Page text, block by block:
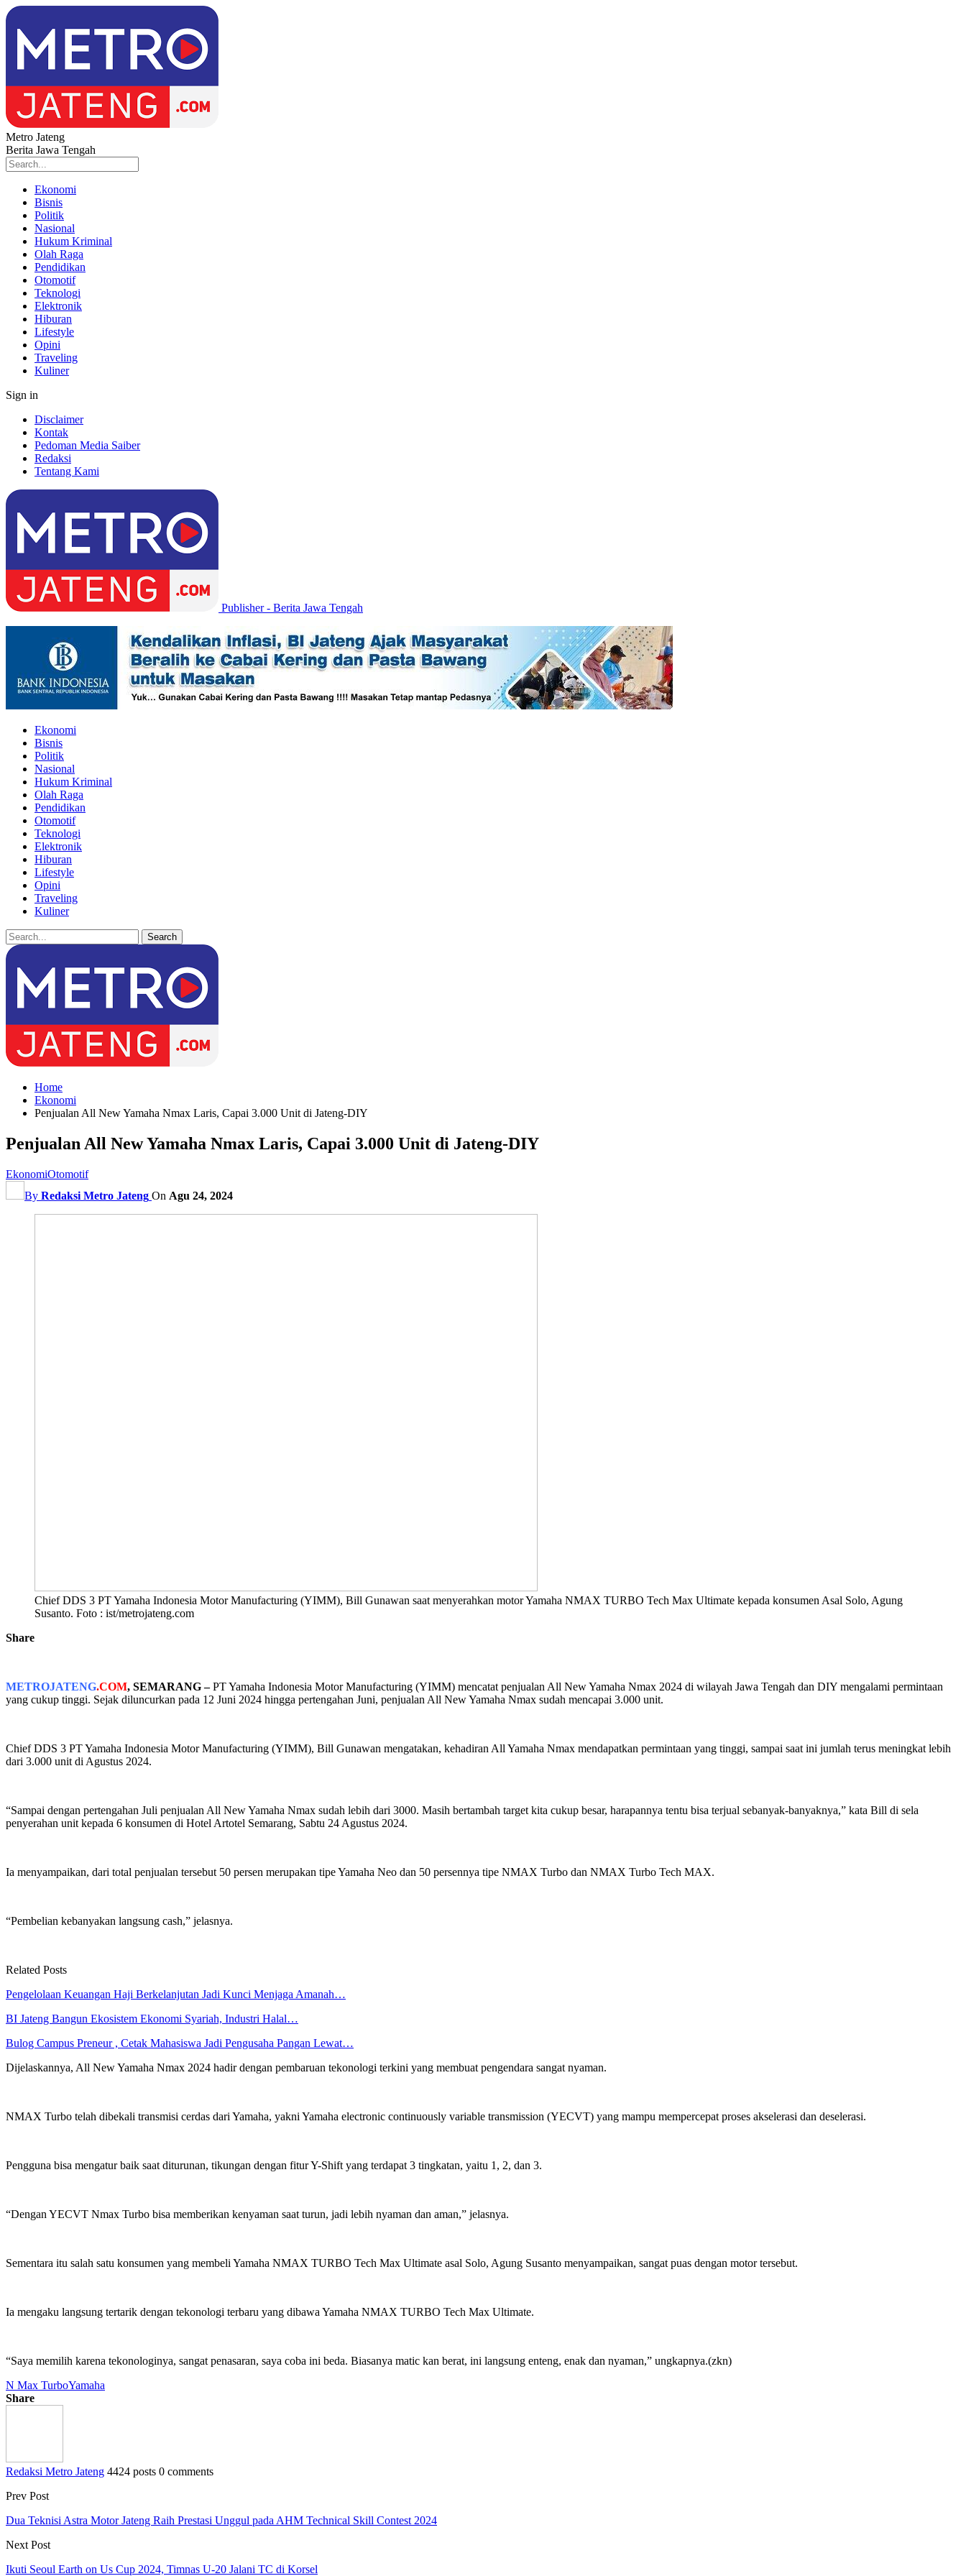
Metro Jateng
Berita Jawa Tengah
Ekonomi
Bisnis
Politik
Nasional
Hukum Kriminal
Olah Raga
Pendidikan
Otomotif
Teknologi
Elektronik
Hiburan
Lifestyle
Opini
Traveling
Kuliner
Sign in
Disclaimer
Kontak
Pedoman Media Saiber
Redaksi
Tentang Kami
Publisher - Berita Jawa Tengah
Ekonomi
Bisnis
Politik
Nasional
Hukum Kriminal
Olah Raga
Pendidikan
Otomotif
Teknologi
Elektronik
Hiburan
Lifestyle
Opini
Traveling
Kuliner
Home
Ekonomi
Penjualan All New Yamaha Nmax Laris, Capai 3.000 Unit di Jateng-DIY
Penjualan All New Yamaha Nmax Laris, Capai 3.000 Unit di Jateng-DIY
EkonomiOtomotif
By Redaksi Metro Jateng On Agu 24, 2024
Chief DDS 3 PT Yamaha Indonesia Motor Manufacturing (YIMM), Bill Gunawan saat menyerahkan motor Yamaha NMAX TURBO Tech Max Ultimate kepada konsumen Asal Solo, Agung
Susanto. Foto : ist/metrojateng.com
Share
METROJATENG.COM, SEMARANG –PT Yamaha Indonesia Motor Manufacturing (YIMM) mencatat penjualan All New Yamaha Nmax 2024 di wilayah Jawa Tengah dan DIY mengalami permintaan
yang cukup tinggi. Sejak diluncurkan pada 12 Juni 2024 hingga pertengahan Juni, penjualan All New Yamaha Nmax sudah mencapai 3.000 unit.
Chief DDS 3 PT Yamaha Indonesia Motor Manufacturing (YIMM), Bill Gunawan mengatakan, kehadiran All Yamaha Nmax mendapatkan permintaan yang tinggi, sampai saat ini jumlah terus meningkat lebih
dari 3.000 unit di Agustus 2024.
“Sampai dengan pertengahan Juli penjualan All New Yamaha Nmax sudah lebih dari 3000. Masih bertambah target kita cukup besar, harapannya tentu bisa terjual sebanyak-banyaknya,” kata Bill di sela
penyerahan unit kepada 6 konsumen di Hotel Artotel Semarang, Sabtu 24 Agustus 2024.
Ia menyampaikan, dari total penjualan tersebut 50 persen merupakan tipe Yamaha Neo dan 50 persennya tipe NMAX Turbo dan NMAX Turbo Tech MAX.
“Pembelian kebanyakan langsung cash,” jelasnya.
Related Posts
Pengelolaan Keuangan Haji Berkelanjutan Jadi Kunci Menjaga Amanah…
BI Jateng Bangun Ekosistem Ekonomi Syariah, Industri Halal…
Bulog Campus Preneur , Cetak Mahasiswa Jadi Pengusaha Pangan Lewat…
Dijelaskannya, All New Yamaha Nmax 2024 hadir dengan pembaruan tekonologi terkini yang membuat pengendara sangat nyaman.
NMAX Turbo telah dibekali transmisi cerdas dari Yamaha, yakni Yamaha electronic continuously variable transmission (YECVT) yang mampu mempercepat proses akselerasi dan deselerasi.
Pengguna bisa mengatur baik saat diturunan, tikungan dengan fitur Y-Shift yang terdapat 3 tingkatan, yaitu 1, 2, dan 3.
“Dengan YECVT Nmax Turbo bisa memberikan kenyaman saat turun, jadi lebih nyaman dan aman,” jelasnya.
Sementara itu salah satu konsumen yang membeli Yamaha NMAX TURBO Tech Max Ultimate asal Solo, Agung Susanto menyampaikan, sangat puas dengan motor tersebut.
Ia mengaku langsung tertarik dengan tekonologi terbaru yang dibawa Yamaha NMAX TURBO Tech Max Ultimate.
“Saya memilih karena tekonologinya, sangat penasaran, saya coba ini beda. Biasanya matic kan berat, ini langsung enteng, enak dan nyaman,” ungkapnya.(zkn)
N Max TurboYamaha
Share
Redaksi Metro Jateng 4424 posts 0 comments
Prev Post
Dua Teknisi Astra Motor Jateng Raih Prestasi Unggul pada AHM Technical Skill Contest 2024
Next Post
Ikuti Seoul Earth on Us Cup 2024, Timnas U-20 Jalani TC di Korsel